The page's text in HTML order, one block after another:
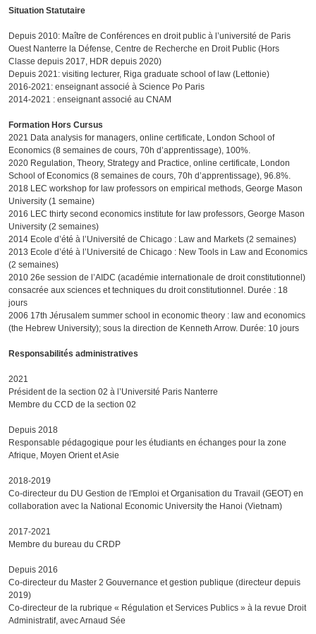
Situation Statutaire
Depuis 2010: Maître de Conférences en droit public à l’université de Paris
Ouest Nanterre la Défense, Centre de Recherche en Droit Public (Hors
Classe depuis 2017, HDR depuis 2020)
Depuis 2021: visiting lecturer, Riga graduate school of law (Lettonie)
2016-2021: enseignant associé à Science Po Paris
2014-2021 : enseignant associé au CNAM
Formation Hors Cursus
2021 Data analysis for managers, online certificate, London School of
Economics (8 semaines de cours, 70h d’apprentissage), 100%.
2020 Regulation, Theory, Strategy and Practice, online certificate, London
School of Economics (8 semaines de cours, 70h d’apprentissage), 96.8%.
2018 LEC workshop for law professors on empirical methods, George Mason
University (1 semaine)
2016 LEC thirty second economics institute for law professors, George Mason
University (2 semaines)
2014 Ecole d’été à l’Université de Chicago : Law and Markets (2 semaines)
2013 Ecole d’été à l’Université de Chicago : New Tools in Law and Economics
(2 semaines)
2010 26e session de l’AIDC (académie internationale de droit constitutionnel)
consacrée aux sciences et techniques du droit constitutionnel. Durée : 18
jours
2006 17th Jérusalem summer school in economic theory : law and economics
(the Hebrew University); sous la direction de Kenneth Arrow. Durée: 10 jours
Responsabilités administratives
2021
Président de la section 02 à l’Université Paris Nanterre
Membre du CCD de la section 02
Depuis 2018
Responsable pédagogique pour les étudiants en échanges pour la zone
Afrique, Moyen Orient et Asie
2018-2019
Co-directeur du DU Gestion de l'Emploi et Organisation du Travail (GEOT) en
collaboration avec la National Economic University the Hanoi (Vietnam)
2017-2021
Membre du bureau du CRDP
Depuis 2016
Co-directeur du Master 2 Gouvernance et gestion publique (directeur depuis
2019)
Co-directeur de la rubrique « Régulation et Services Publics » à la revue Droit
Administratif, avec Arnaud Sée